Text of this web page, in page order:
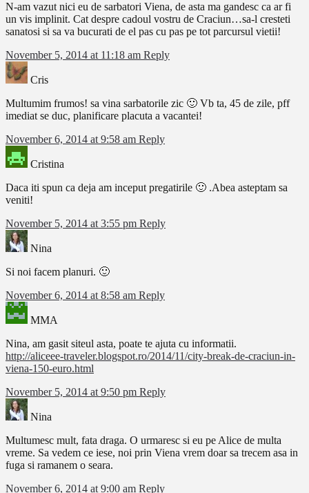
N-am vazut nici eu de sarbatori Viena, de asta ma gandesc ca ar fi
un vis implinit. Cat despre cadoul vostru de Craciun…sa-l cresteti
sanatosi si sa va bucurati de el pas cu pas pe tot parcursul vietii!
November 5, 2014 at 11:18 am Reply
Cris
Multumim frumos! sa vina sarbatorile zic 🙂 Vb ta, 45 de zile, pff
imediat se duc, planificare placuta a vacantei!
November 6, 2014 at 9:58 am Reply
Cristina
Daca iti spun ca deja am inceput pregatirile 🙂 .Abea asteptam sa
veniti!
November 5, 2014 at 3:55 pm Reply
Nina
Si noi facem planuri. 🙂
November 6, 2014 at 8:58 am Reply
MMA
Nina, am gasit siteul asta, poate te ajuta cu informatii.
http://aliceee-traveler.blogspot.ro/2014/11/city-break-de-craciun-in-
viena-150-euro.html
November 5, 2014 at 9:50 pm Reply
Nina
Multumesc mult, fata draga. O urmaresc si eu pe Alice de multa
vreme. Sa vedem ce iese, noi prin Viena vrem doar sa trecem asa in
fuga si ramanem o seara.
November 6, 2014 at 9:00 am Reply